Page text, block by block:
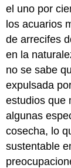
el uno por
los acuarios
de arrecifes
en la
no se sabe
expulsada
estudios que
algunas
cosecha, lo
sustentable